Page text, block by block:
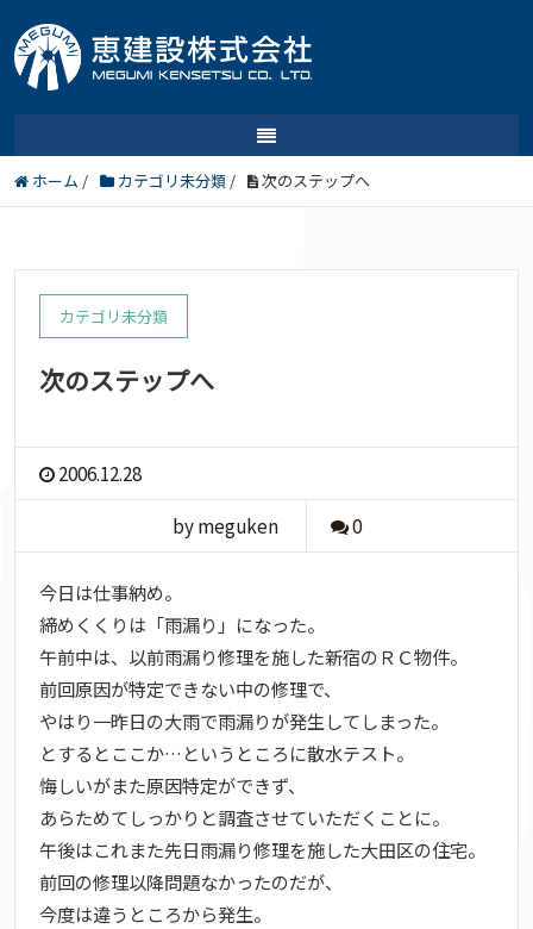
ホーム / カテゴリ未分類 / 次のステップへ
カテゴリ未分類
次のステップへ
2006.12.28
by meguken
0
今日は仕事納め。
締めくくりは「雨漏り」になった。
午前中は、以前雨漏り修理を施した新宿のＲＣ物件。
前回原因が特定できない中の修理で、
やはり一昨日の大雨で雨漏りが発生してしまった。
とするとここか…というところに散水テスト。
悔しいがまた原因特定ができず、
あらためてしっかりと調査させていただくことに。
午後はこれまた先日雨漏り修理を施した大田区の住宅。
前回の修理以降問題なかったのだが、
今度は違うところから発生。